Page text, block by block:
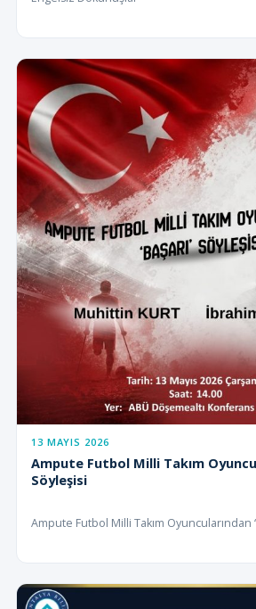
13 MAYIS 2026
Ampute Futbol Milli Takım
Söyleşisi
Ampute Futbol Milli Takım Oyuncularından